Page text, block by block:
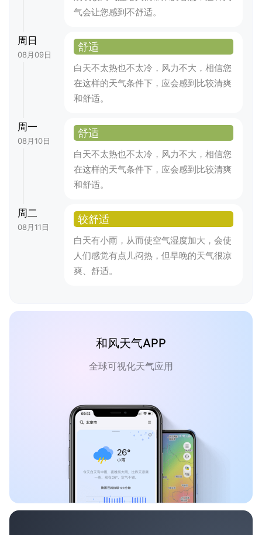
气会让您感到不舒适。
周日
08月09日
舒适
白天不太热也不太冷，风力不大，相信您
在这样的天气条件下，应会感到比较清爽
和舒适。
周一
08月10日
舒适
白天不太热也不太冷，风力不大，相信您
在这样的天气条件下，应会感到比较清爽
和舒适。
周二
08月11日
较舒适
白天有小雨，从而使空气湿度加大，会使
人们感觉有点儿闷热，但早晚的天气很凉
爽、舒适。
和风天气APP
全球可视化天气应用